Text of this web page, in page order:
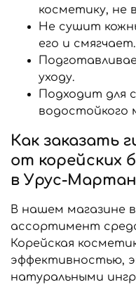
косметику, не
Не сушит
его и смягчает.
уходу.
Подходит для
водостойкого
Как заказать
от корейских
в Урус-
В нашем магазине
ассортимент
Корейская
эффективностью,
натуральными